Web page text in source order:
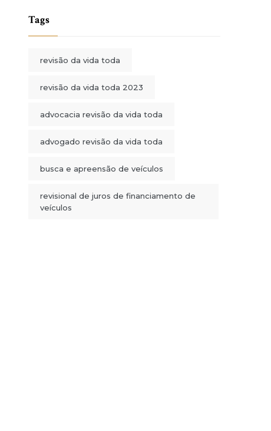
Tags
revisão da vida toda
revisão da vida toda 2023
advocacia revisão da vida toda
advogado revisão da vida toda
busca e apreensão de veículos
revisional de juros de financiamento de
veículos